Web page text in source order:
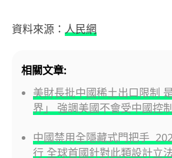
資料來源： 人民網
相關文章:
美財長批中國稀土出口限制
界」 強調美國不會受中國控
中國禁用全隱藏式門把手
行 全球首國針對此類設計立